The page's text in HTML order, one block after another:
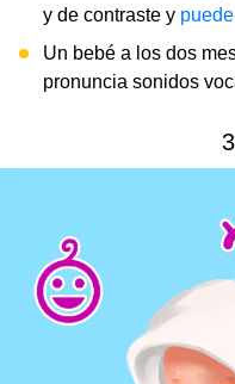
y de contraste y puede
Un bebé a los dos
pronuncia sonidos